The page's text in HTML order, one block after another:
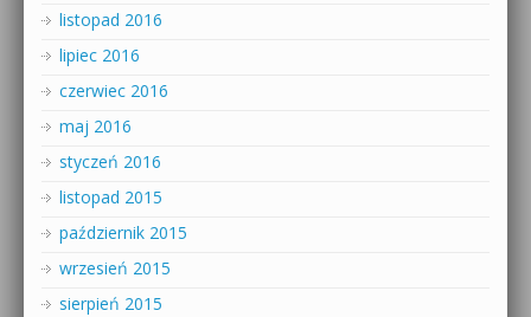
listopad 2016
lipiec 2016
czerwiec 2016
maj 2016
styczeń 2016
listopad 2015
październik 2015
wrzesień 2015
sierpień 2015